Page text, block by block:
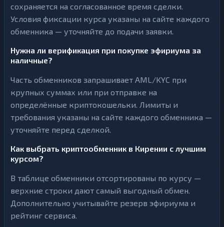
сохраняется на согласованное время сделки.
Условия фиксации курса указаны на сайте каждого
обменника — уточняйте до подачи заявки.
Нужна ли верификация при покупке эфириума за
наличные?
Часть обменников запрашивает AML/KYC при
крупных суммах или при отправке на
определённые криптокошельки. Лимиты и
требования указаны на сайте каждого обменника —
уточняйте перед сделкой.
Как выбрать криптообменник в Кирении с лучшим
курсом?
В таблице обменники отсортированы по курсу —
верхние строки дают самый выгодный обмен.
Дополнительно учитывайте резерв эфириума и
рейтинг сервиса.